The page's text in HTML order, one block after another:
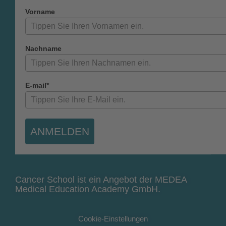
Vorname
Nachname
E-mail*
ANMELDEN
Cancer School ist ein Angebot der MEDEA
Medical Education Academy GmbH.
Cookie-Einstellungen